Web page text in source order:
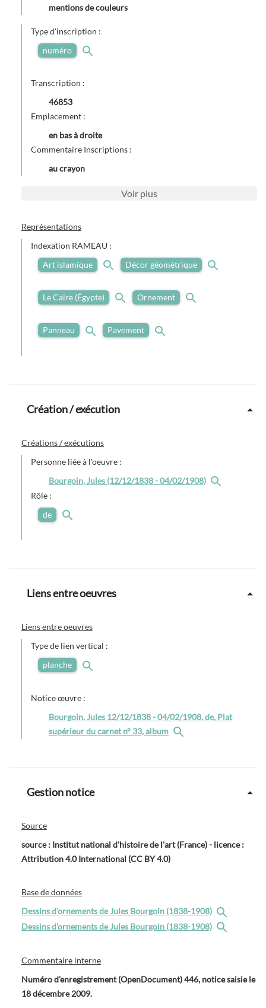
mentions de couleurs
Type d'inscription :
numéro
Transcription :
46853
Emplacement :
en bas à droite
Commentaire Inscriptions :
au crayon
Voir plus
Représentations
Indexation RAMEAU :
Art islamique
Décor géométrique
Le Caire (Égypte) Ornement
Panneau Pavement
Création / exécution
Créations / exécutions
Personne liée à l'oeuvre :
Bourgoin, Jules (12/12/1838 - 04/02/1908)
Rôle :
de
Liens entre oeuvres
Liens entre oeuvres
Type de lien vertical :
planche
Notice œuvre :
Bourgoin, Jules 12/12/1838 - 04/02/1908, de, Plat
supérieur du carnet n° 33, album
Gestion notice
Source
source : Institut national d'histoire de l'art (France) - licence :
Attribution 4.0 International (CC BY 4.0)
Base de données
Dessins d'ornements de Jules Bourgoin (1838-1908)
Dessins d'ornements de Jules Bourgoin (1838-1908)
Commentaire interne
Numéro d'enregistrement (OpenDocument) 446, notice saisie le
18 décembre 2009.